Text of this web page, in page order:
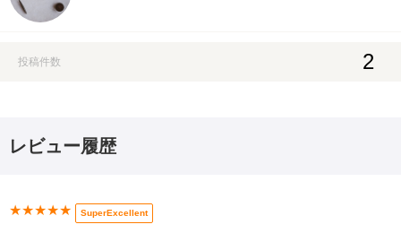
投稿件数 2
レビュー履歴
★★★★★ SuperExcellent